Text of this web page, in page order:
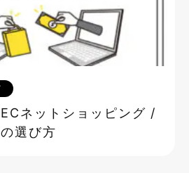
ECネットショッピング /
選び方